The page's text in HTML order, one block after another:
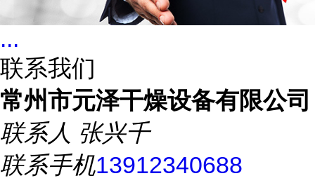
...
联系我们
常州市元泽干燥设备有限公司
联系人 张兴千
联系手机13912340688